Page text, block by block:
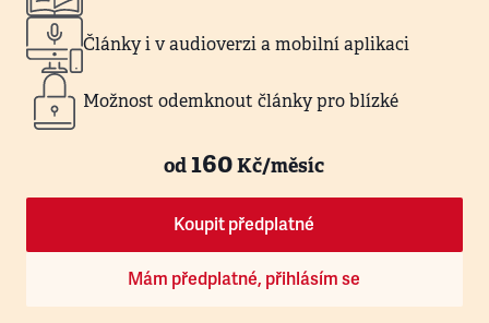
Články i v audioverzi a mobilní aplikaci
Možnost odemknout články pro blízké
od160Kč/měsíc
Koupit předplatné
Mám předplatné, přihlásím se